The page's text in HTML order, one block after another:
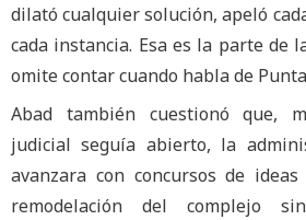
dilató cualquier solución, apeló
cada instancia. Esa es la parte de
omite contar cuando habla de
Abad también cuestionó que,
judicial seguía abierto, la
avanzara con concursos de
remodelación del complejo